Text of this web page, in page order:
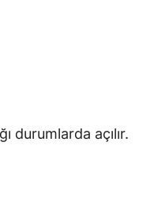
durumlarda açılır.